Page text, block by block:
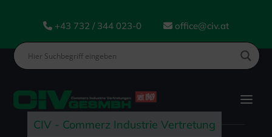
+43 732 / 344 023-0 office@civ.at
CIV - Commerz Industrie Vertretung